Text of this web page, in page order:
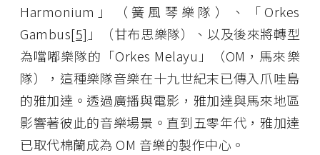
Harmonium」（簧風琴樂隊）、「Orkes
Gambus[5] 」（甘布思樂隊）、以及後來將轉型
為噹嘟樂隊的「Orkes Melayu」（OM，馬來樂
隊），這種樂隊音樂在十九世紀末已傳入爪哇島
的雅加達。透過廣播與電影，雅加達與馬來地區
影響著彼此的音樂場景。直到五零年代，雅加達
已取代棉蘭成為 OM 音樂的製作中心。